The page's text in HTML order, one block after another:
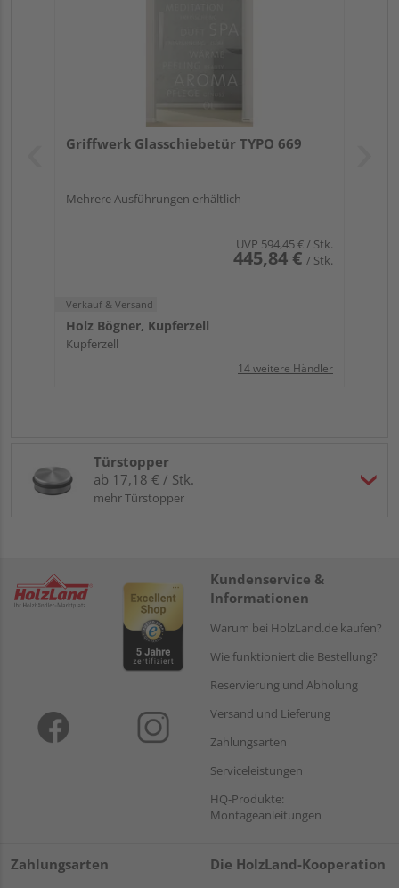
Griffwerk Glasschiebetür TYPO 669
Mehrere Ausführungen erhältlich
UVP 594,45 €/ Stk.
445,84 € / Stk.
Verkauf & Versand
Holz Bögner, Kupferzell
Kupferzell
14 weitere Händler
Türstopper
ab 17,18 € / Stk.
mehr Türstopper
Kundenservice &
Informationen
Warum bei HolzLand.de kaufen?
Wie funktioniert die Bestellung?
Reservierung und Abholung
Versand und Lieferung
Zahlungsarten
Serviceleistungen
HQ-Produkte:
Montageanleitungen
Zahlungsarten Die HolzLand-Kooperation